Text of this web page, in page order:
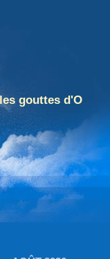
gouttes d'O